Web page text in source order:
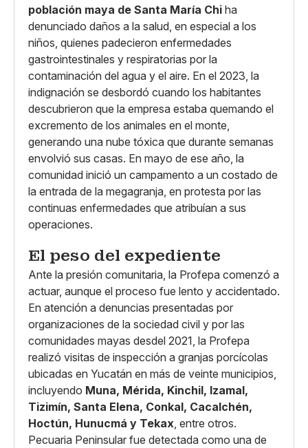
población maya de Santa María Chi ha
denunciado daños a la salud, en especial a los
niños, quienes padecieron enfermedades
gastrointestinales y respiratorias por la
contaminación del agua y el aire. En el 2023, la
indignación se desbordó cuando los habitantes
descubrieron que la empresa estaba quemando el
excremento de los animales en el monte,
generando una nube tóxica que durante semanas
envolvió sus casas. En mayo de ese año, la
comunidad inició un campamento a un costado de
la entrada de la megagranja, en protesta por las
continuas enfermedades que atribuían a sus
operaciones.
El peso del expediente
Ante la presión comunitaria, la Profepa comenzó a
actuar, aunque el proceso fue lento y accidentado.
En atención a denuncias presentadas por
organizaciones de la sociedad civil y por las
comunidades mayas desdel 2021, la Profepa
realizó visitas de inspección a granjas porcícolas
ubicadas en Yucatán en más de veinte municipios,
incluyendo Muna, Mérida, Kinchil, Izamal,
Tizimín, Santa Elena, Conkal, Cacalchén,
Hoctún, Hunucmá y Tekax , entre otros.
Pecuaria Peninsular fue detectada como una de